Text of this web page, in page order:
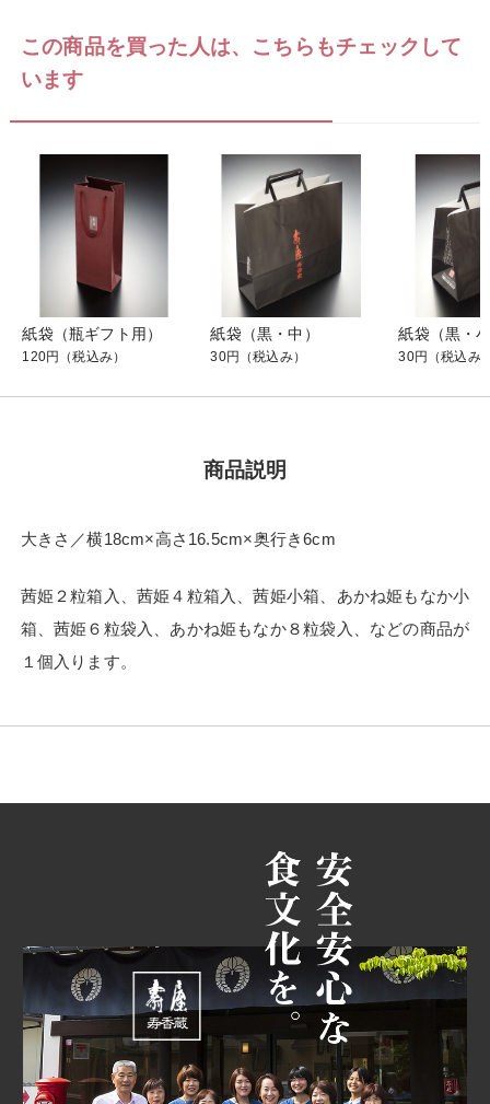
この商品を買った人は、こちらもチェックして
います
紙袋（瓶ギフト用）
120円 （税込み）
紙袋（黒・中）
30円 （税込み）
紙袋（黒・
30円 （税込み
商品説明
大きさ／横18cm×高さ16.5cm×奥行き6cm
茜姫２粒箱入、茜姫４粒箱入、茜姫小箱、あかね姫もなか小
箱、茜姫６粒袋入、あかね姫もなか８粒袋入、などの商品が
１個入ります。